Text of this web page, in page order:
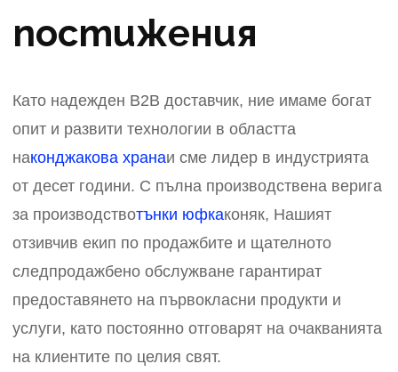
постижения
Като надежден B2B доставчик, ние имаме богат
опит и развити технологии в областта
наконджакова хранаи сме лидер в индустрията
от десет години. С пълна производствена верига
за производствотънки юфкаконяк, Нашият
отзивчив екип по продажбите и щателното
следпродажбено обслужване гарантират
предоставянето на първокласни продукти и
услуги, като постоянно отговарят на очакванията
на клиентите по целия свят.